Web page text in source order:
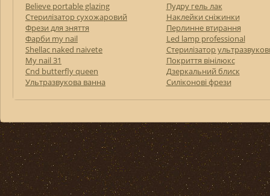
Believe portable glazing
Стерилізатор сухожаровий
Фрези для зняття
Фарби my nail
Shellac naked naivete
My nail 31
Cnd butterfly queen
Ультразвукова ванна
Пудру гель лак
Наклейки сніжинки
Перлинне втирання
Led lamp professional
Стерилізатор
Покриття вінілюкс
Дзеркальний блиск
Силіконові фрези